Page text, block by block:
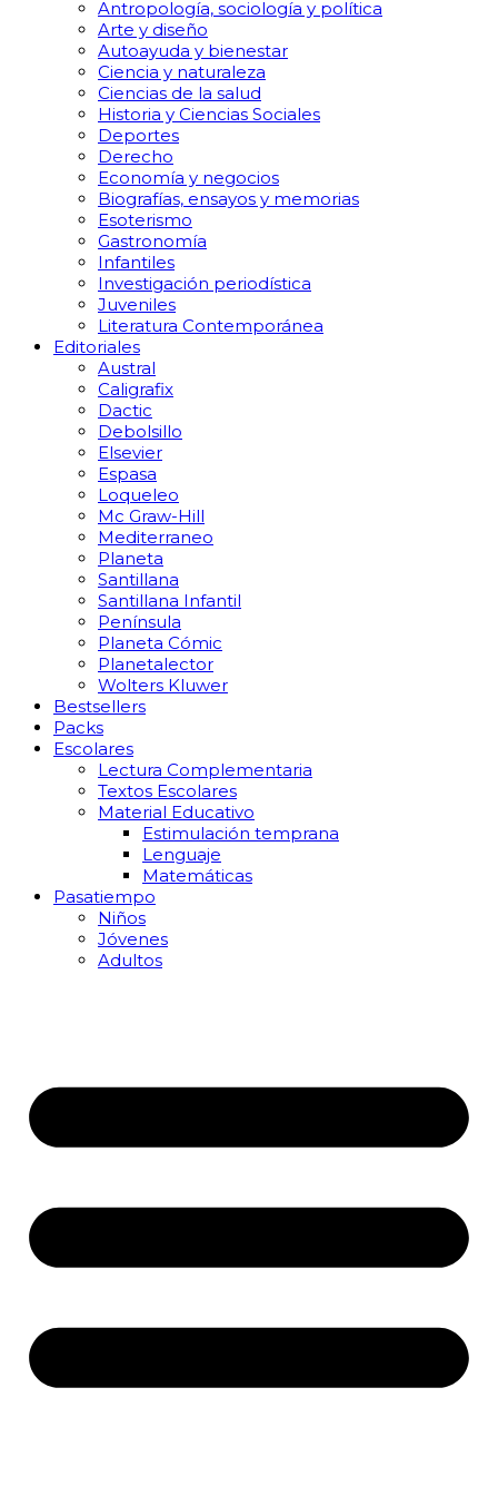
Antropología, sociología y política
Arte y diseño
Autoayuda y bienestar
Ciencia y naturaleza
Ciencias de la salud
Historia y Ciencias Sociales
Deportes
Derecho
Economía y negocios
Biografías, ensayos y memorias
Esoterismo
Gastronomía
Infantiles
Investigación periodística
Juveniles
Literatura Contemporánea
Editoriales
Austral
Caligrafix
Dactic
Debolsillo
Elsevier
Espasa
Loqueleo
Mc Graw-Hill
Mediterraneo
Planeta
Santillana
Santillana Infantil
Península
Planeta Cómic
Planetalector
Wolters Kluwer
Bestsellers
Packs
Escolares
Lectura Complementaria
Textos Escolares
Material Educativo
Estimulación temprana
Lenguaje
Matemáticas
Pasatiempo
Niños
Jóvenes
Adultos